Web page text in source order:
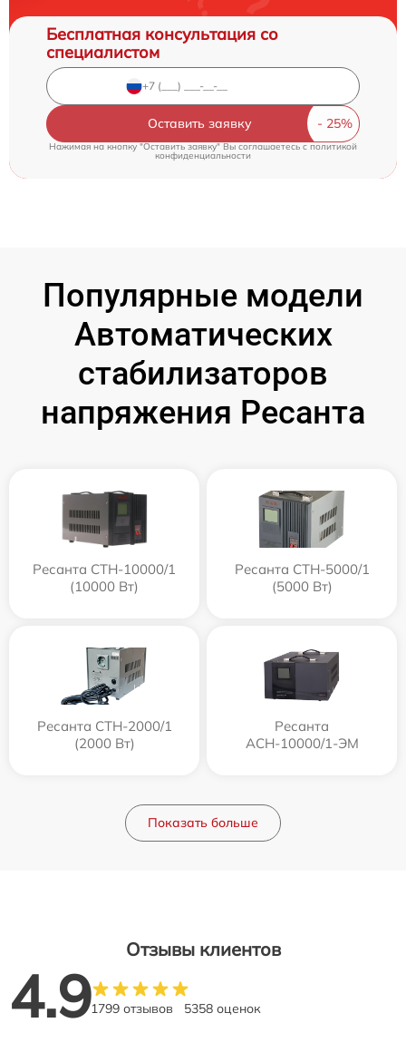
Бесплатная консультация со
специалистом
Оставить заявку
Нажимая на кнопку "Оставить заявку" Вы соглашаетесь cполитикой
конфиденциальности
Популярные модели
Автоматических
стабилизаторов
напряжения Ресанта
Ресанта СТН-10000/1
(10000 Вт)
Ресанта СТН-5000/1
(5000 Вт)
Ресанта СТН-2000/1
(2000 Вт)
Ресанта
АСН-10000/1-ЭМ
Показать больше
Отзывы клиентов
4.91799 отзывов 5358 оценок